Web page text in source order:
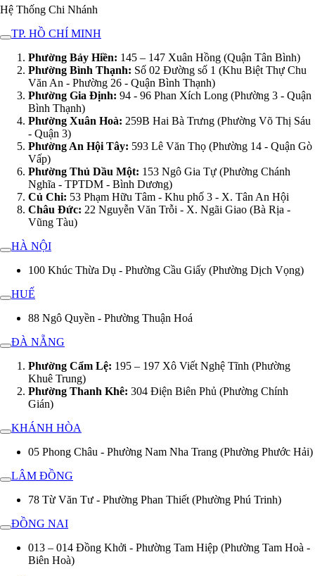
Hệ Thống Chi Nhánh
TP. HỒ CHÍ MINH
Phường Bảy Hiền: 145 – 147 Xuân Hồng (Quận Tân Bình)
Phường Bình Thạnh: Số 02 Đường số 1 (Khu Biệt Thự Chu
Văn An - Phường 26 - Quận Bình Thạnh)
Phường Gia Định: 94 - 96 Phan Xích Long (Phường 3 - Quận
Bình Thạnh)
Phường Xuân Hoà: 259B Hai Bà Trưng (Phường Võ Thị Sáu
- Quận 3)
Phường An Hội Tây: 593 Lê Văn Thọ (Phường 14 - Quận Gò
Vấp)
Phường Thủ Dầu Một: 153 Ngô Gia Tự (Phường Chánh
Nghĩa - TPTDM - Bình Dương)
Củ Chi: 53 Phạm Hữu Tâm - Khu phố 3 - X. Tân An Hội
Châu Đức: 22 Nguyễn Văn Trỗi - X. Ngãi Giao (Bà Rịa -
Vũng Tàu)
HÀ NỘI
100 Khúc Thừa Dụ - Phường Cầu Giấy (Phường Dịch Vọng)
HUẾ
88 Ngô Quyền - Phường Thuận Hoá
ĐÀ NẴNG
Phường Cẩm Lệ: 195 – 197 Xô Viết Nghệ Tĩnh (Phường
Khuê Trung)
Phường Thanh Khê: 304 Điện Biên Phủ (Phường Chính
Gián)
KHÁNH HÒA
05 Phong Châu - Phường Nam Nha Trang (Phường Phước Hải)
LÂM ĐỒNG
78 Từ Văn Tư - Phường Phan Thiết (Phường Phú Trinh)
ĐỒNG NAI
013 – 014 Đồng Khởi - Phường Tam Hiệp (Phường Tam Hoà -
Biên Hoà)